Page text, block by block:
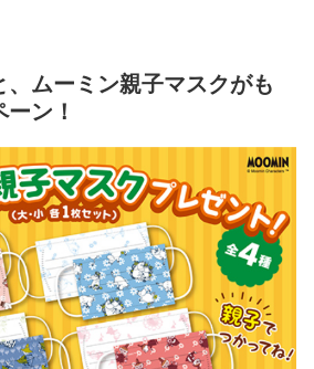
、ムーミン親子マスクがも
ン！